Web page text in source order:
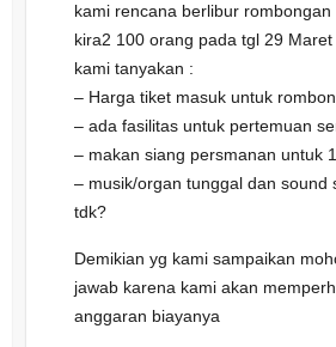
kami rencana berlibur rombongan
kira2 100 orang pada tgl 29
kami tanyakan :
– Harga tiket masuk untuk
– ada fasilitas untuk pertemuan
– makan siang persmanan untuk
– musik/organ tunggal dan sound
tdk?
Demikian yg kami sampaikan
jawab karena kami akan
anggaran biayanya